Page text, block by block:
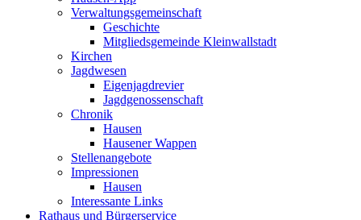
Verwaltungsgemeinschaft
Geschichte
Mitgliedsgemeinde Kleinwallstadt
Kirchen
Jagdwesen
Eigenjagdrevier
Jagdgenossenschaft
Chronik
Hausen
Hausener Wappen
Stellenangebote
Impressionen
Hausen
Interessante Links
Rathaus und Bürgerservice